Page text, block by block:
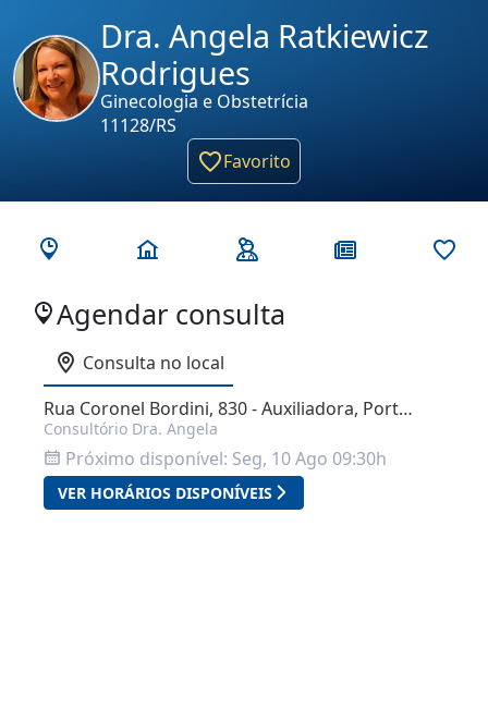
Dra. Angela Ratkiewicz
Rodrigues
Ginecologia e Obstetrícia
11128/RS
Favorito
Agendar consulta